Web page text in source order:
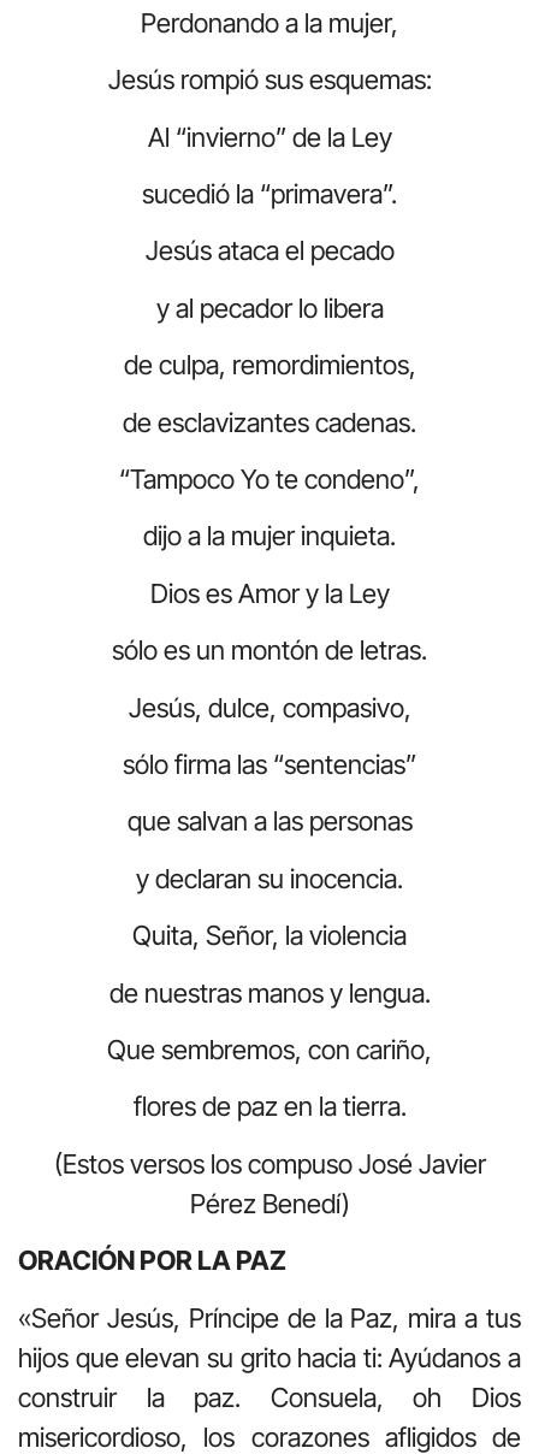
Perdonando a la mujer,
Jesús rompió sus esquemas:
Al “invierno” de la Ley
sucedió la “primavera”.
Jesús ataca el pecado
y al pecador lo libera
de culpa, remordimientos,
de esclavizantes cadenas.
“Tampoco Yo te condeno”,
dijo a la mujer inquieta.
Dios es Amor y la Ley
sólo es un montón de letras.
Jesús, dulce, compasivo,
sólo firma las “sentencias”
que salvan a las personas
y declaran su inocencia.
Quita, Señor, la violencia
de nuestras manos y lengua.
Que sembremos, con cariño,
flores de paz en la tierra.
(Estos versos los compuso José Javier
Pérez Benedí)
ORACIÓN POR LA PAZ
«Señor Jesús, Príncipe de la Paz, mira a tus
hijos que elevan su grito hacia ti: Ayúdanos a
construir la paz. Consuela, oh Dios
misericordioso, los corazones afligidos de